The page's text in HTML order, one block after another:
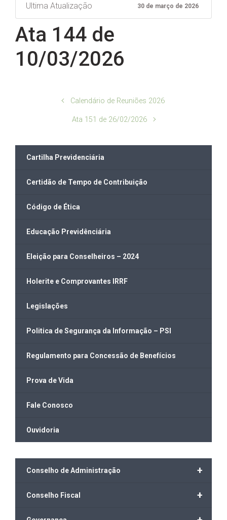
Ultima Atualização 30 de março de 2026
Ata 144 de
10/03/2026
Calendário de Reuniões 2026
Ata 151 de 26/02/2026
Cartilha Previdenciária
Certidão de Tempo de Contribuição
Código de Ética
Educação Previdênciária
Eleição para Conselheiros – 2024
Holerite e Comprovantes IRRF
Legislações
Politica de Segurança da Informação – PSI
Regulamento para Concessão de Benefícios
Prova de Vida
Fale Conosco
Ouvidoria
+
Conselho de Administração
+
Conselho Fiscal